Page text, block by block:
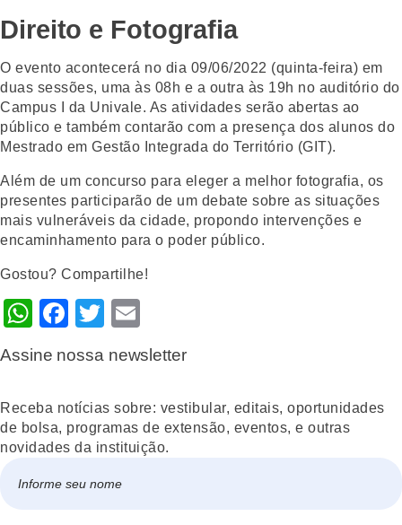
Direito e Fotografia
O evento acontecerá no dia 09/06/2022 (quinta-feira) em
duas sessões, uma às 08h e a outra às 19h no auditório do
Campus I da Univale. As atividades serão abertas ao
público e também contarão com a presença dos alunos do
Mestrado em Gestão Integrada do Território (GIT).
Além de um concurso para eleger a melhor fotografia, os
presentes participarão de um debate sobre as situações
mais vulneráveis da cidade, propondo intervenções e
encaminhamento para o poder público.
Gostou? Compartilhe!
WhatsApp
Facebook
Twitter
Assine nossa newsletter
Receba notícias sobre: vestibular, editais, oportunidades
de bolsa, programas de extensão, eventos, e outras
novidades da instituição.